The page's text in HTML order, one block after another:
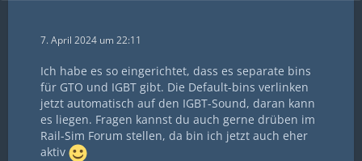
7. April 2024 um 22:11
Ich habe es so eingerichtet, dass es separate bins
für GTO und IGBT gibt. Die Default-bins verlinken
jetzt automatisch auf den IGBT-Sound, daran kann
es liegen. Fragen kannst du auch gerne drüben im
Rail-Sim Forum stellen, da bin ich jetzt auch eher
aktiv